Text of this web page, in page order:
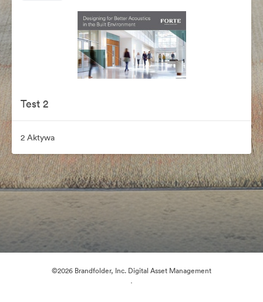
Test 2
2 Aktywa
©2026 Brandfolder, Inc. Digital Asset Management
·